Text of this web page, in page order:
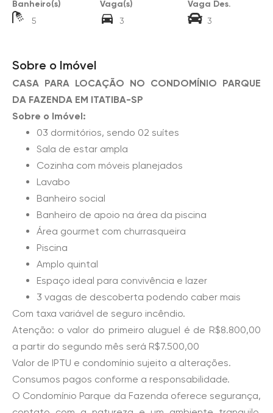
Banheiro(s)
5
Vaga(s)
3
Vaga Des.
3
Sobre o Imóvel
CASA PARA LOCAÇÃO NO CONDOMÍNIO PARQUE
DA FAZENDA EM ITATIBA-SP
Sobre o Imóvel:
03 dormitórios, sendo 02 suítes
Sala de estar ampla
Cozinha com móveis planejados
Lavabo
Banheiro social
Banheiro de apoio na área da piscina
Área gourmet com churrasqueira
Piscina
Amplo quintal
Espaço ideal para convivência e lazer
3 vagas de descoberta podendo caber mais
Com taxa variável de seguro incêndio.
Atenção: o valor do primeiro aluguel é de R$8.800,00
a partir do segundo mês será R$7.500,00
Valor de IPTU e condomínio sujeito a alterações.
Consumos pagos conforme a responsabilidade.
O Condomínio Parque da Fazenda oferece segurança,